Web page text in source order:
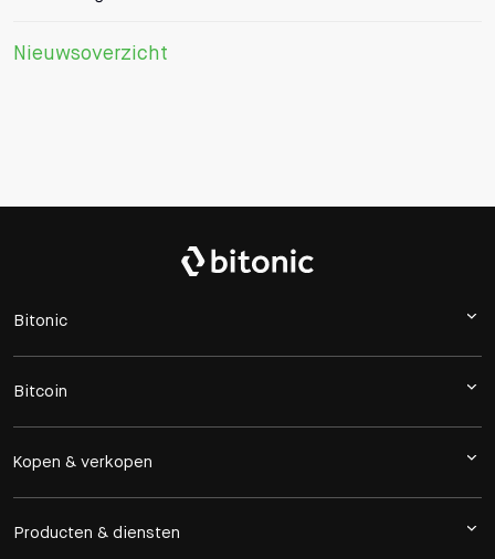
Nieuwsoverzicht
Bitonic
Bitcoin
Kopen & verkopen
Producten & diensten